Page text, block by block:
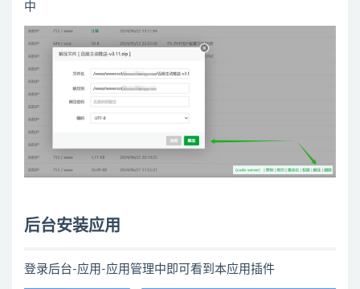
中
后台安装应用
登录后台-应用-应用管理中即可看到本应用插件